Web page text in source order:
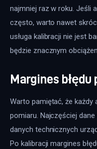
najmniej raz w roku. Jeśli
często, warto nawet
usługa kalibracji nie jest
będzie znacznym
Margines błędu
Warto pamiętać, że każdy
pomiaru. Najczęściej
danych technicznych
Po kalibracji margines